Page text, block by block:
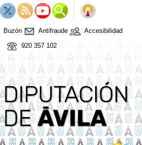
Buzón Antifraude
Accesibilidad
920 357 102